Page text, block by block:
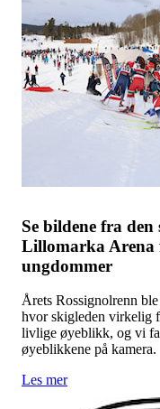
Se bildene fra
Lillomarka Arena
ungdommer
Årets Rossignolrenn
hvor skigleden virkelig
livlige øyeblikk, og vi
øyeblikkene på kamera.
Les mer